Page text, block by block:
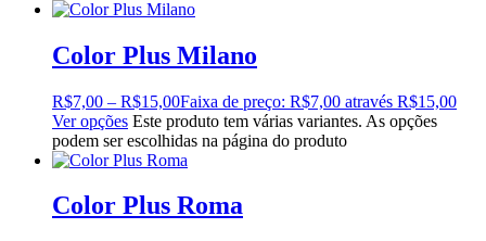
Color Plus Milano
R$7,00 – R$15,00Faixa de preço: R$7,00 através R$15,00
Ver opções Este produto tem várias variantes. As opções
podem ser escolhidas na página do produto
Color Plus Roma